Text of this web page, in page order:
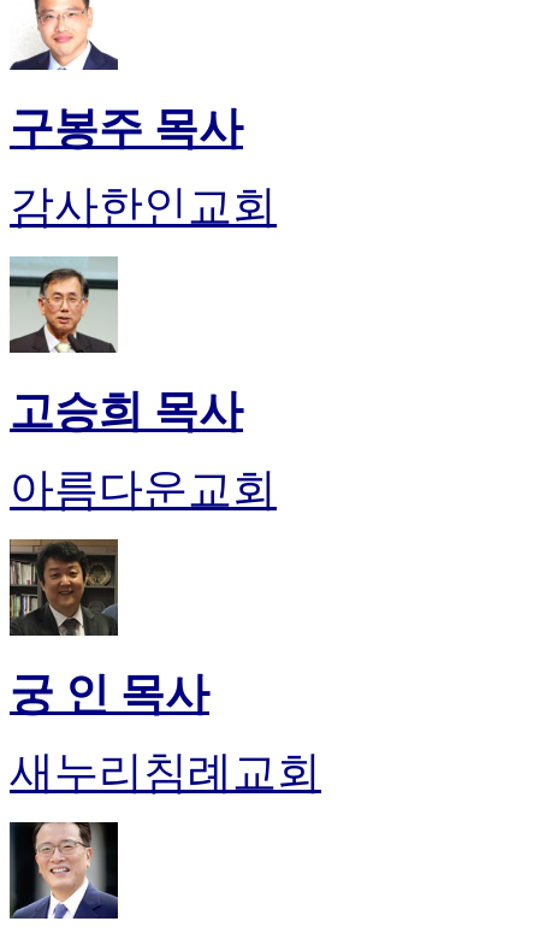
구봉주 목사
감사한인교회
고승희 목사
아름다운교회
궁 인 목사
새누리침례교회